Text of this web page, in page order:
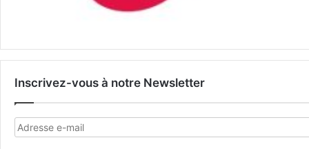
Inscrivez-vous à notre Newsletter